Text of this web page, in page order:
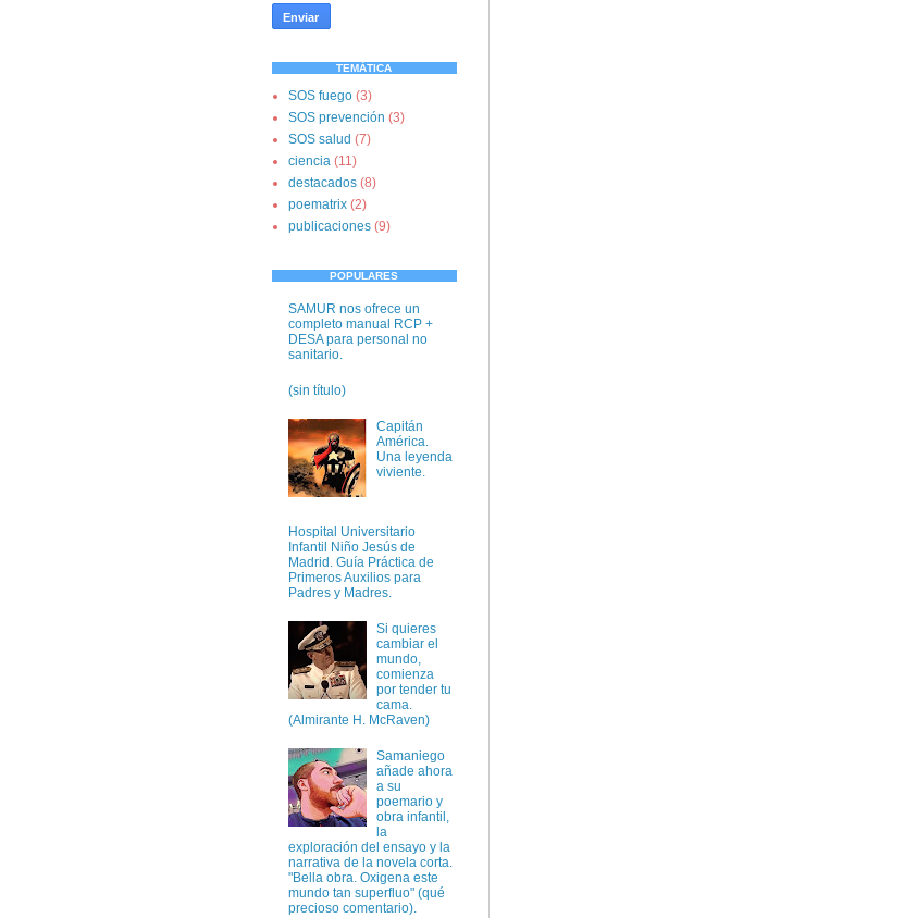
TEMÁTICA
SOS fuego (3)
SOS prevención (3)
SOS salud (7)
ciencia (11)
destacados (8)
poematrix (2)
publicaciones (9)
POPULARES
SAMUR nos ofrece un
completo manual RCP +
DESA para personal no
sanitario.
(sin título)
Capitán
América.
Una leyenda
viviente.
Hospital Universitario
Infantil Niño Jesús de
Madrid. Guía Práctica de
Primeros Auxilios para
Padres y Madres.
Si quieres
cambiar el
mundo,
comienza
por tender tu
cama.
(Almirante H. McRaven)
Samaniego
añade ahora
a su
poemario y
obra infantil,
la
exploración del ensayo y la
narrativa de la novela corta.
"Bella obra. Oxigena este
mundo tan superfluo" (qué
precioso comentario).